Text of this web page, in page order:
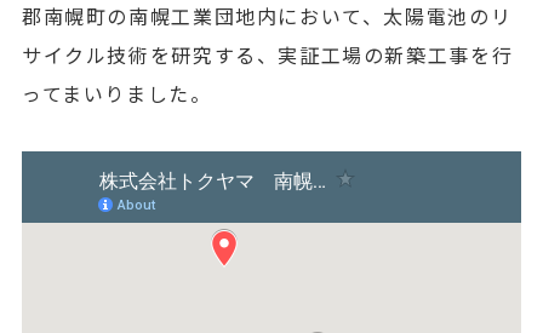
郡南幌町の南幌工業団地内において、太陽電池のリ
サイクル技術を研究する、実証工場の新築工事を行
ってまいりました。